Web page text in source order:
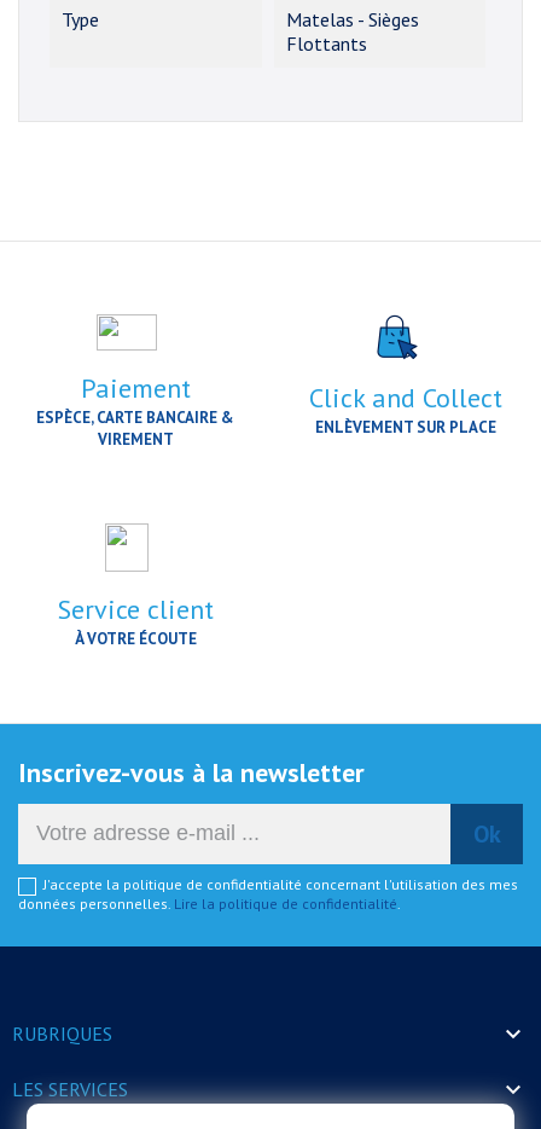
Type
Matelas - Sièges
Flottants
Paiement
ESPÈCE, CARTE BANCAIRE &
VIREMENT
Click and Collect
ENLÈVEMENT SUR PLACE
Service client
À VOTRE ÉCOUTE
Inscrivez-vous à la newsletter
J'accepte la politique de confidentialité concernant l'utilisation des mes
données personnelles. Lire la politique de confidentialité
RUBRIQUES 
LES SERVICES 